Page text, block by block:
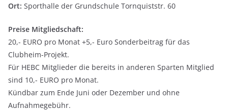
Ort: Sporthalle der Grundschule Tornquiststr. 60
Preise Mitgliedschaft:
20,- EURO pro Monat +5,- Euro Sonderbeitrag für das
Clubheim-Projekt.
Für HEBC Mitglieder die bereits in anderen Sparten Mitglied
sind 10,- EURO pro Monat.
Kündbar zum Ende Juni oder Dezember und ohne
Aufnahmegebühr.